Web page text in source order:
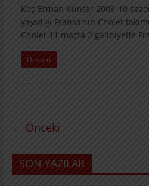
Koç Erman Kunter 2009-10
yaşadığı Fransa’nın Cholet
Cholet 11 maçta 2 galibiyetle
Devam
← Önceki
SON YAZILAR